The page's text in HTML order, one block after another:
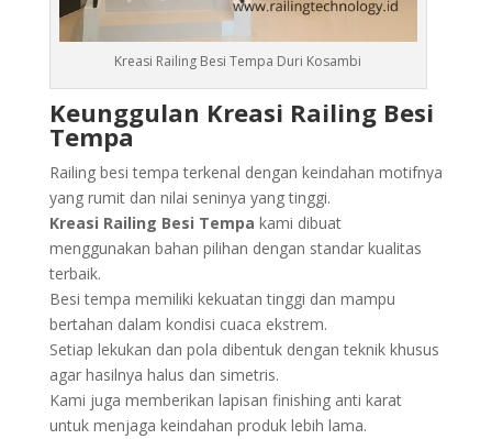
Kreasi Railing Besi Tempa Duri Kosambi
Keunggulan Kreasi Railing Besi
Tempa
Railing besi tempa terkenal dengan keindahan motifnya
yang rumit dan nilai seninya yang tinggi.
Kreasi Railing Besi Tempa kami dibuat
menggunakan bahan pilihan dengan standar kualitas
terbaik.
Besi tempa memiliki kekuatan tinggi dan mampu
bertahan dalam kondisi cuaca ekstrem.
Setiap lekukan dan pola dibentuk dengan teknik khusus
agar hasilnya halus dan simetris.
Kami juga memberikan lapisan finishing anti karat
untuk menjaga keindahan produk lebih lama.